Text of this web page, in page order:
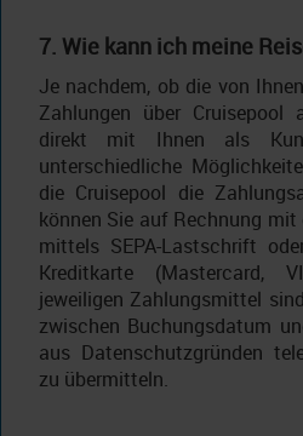
7. Wie kann ich meine
Je nachdem, ob die von
Zahlungen über Cruisepool
direkt mit Ihnen als
unterschiedliche
die Cruisepool die
können Sie auf Rechnung mit
mittels SEPA-Lastschrift
Kreditkarte (Mastercard,
jeweiligen Zahlungsmittel
zwischen Buchungsdatum
aus Datenschutzgründen
zu übermitteln.